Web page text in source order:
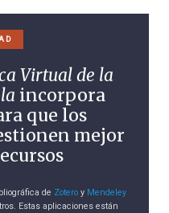
Virtual de la
incorpora
que los
mejor
de Zoteroy Mendeley
Estas aplicaciones están